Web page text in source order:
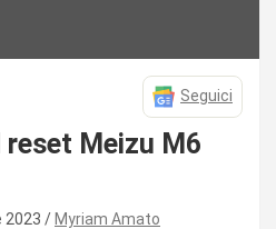
Seguici
reset Meizu M6
2023 Myriam Amato